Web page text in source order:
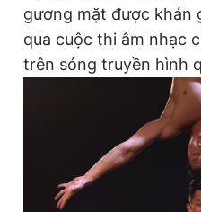
gương mặt được khán
qua cuộc thi âm nhạc
trên sóng truyền hình